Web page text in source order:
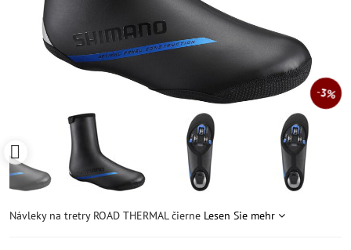
3%
Návleky na tretry ROAD THERMAL čierne Lesen Sie mehr